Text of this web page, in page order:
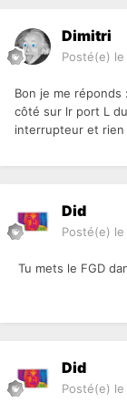
Dimitri
Posté(e)
Bon je me
côté sur lr port L
interrupteur et
Did
Posté(e)
Tu mets le FGD
Did
Posté(e)